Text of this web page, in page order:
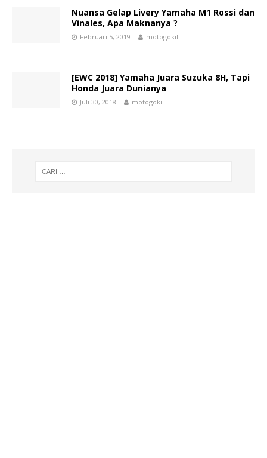
Nuansa Gelap Livery Yamaha M1 Rossi dan
Vinales, Apa Maknanya ?
Februari 5, 2019 motogokil
[EWC 2018] Yamaha Juara Suzuka 8H, Tapi
Honda Juara Dunianya
Juli 30, 2018 motogokil